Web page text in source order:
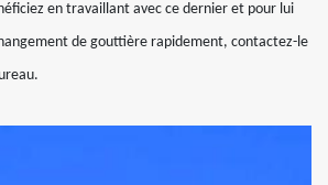
en travaillant avec ce dernier et pour lui
de gouttière rapidement, contactez-le